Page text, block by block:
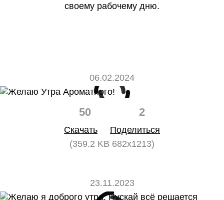
своему рабочему дню.
06.02.2024
50 2
Скачать
Поделиться
(359.2 KB 682x1213)
23.11.2023